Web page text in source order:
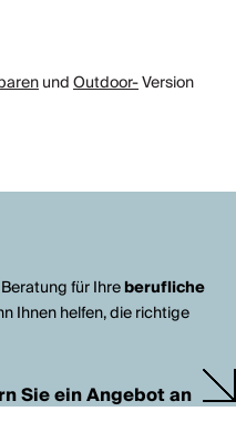
undOutdoor-Version
für Ihreberufliche
Ihnen helfen, die richtige
Sie ein Angebot an